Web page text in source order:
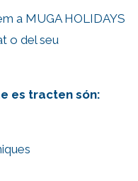
a MUGA HOLIDAYS
o del seu
es tracten són: